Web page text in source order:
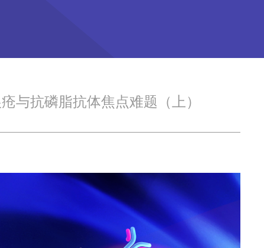
与抗磷脂抗体焦点难题（上）